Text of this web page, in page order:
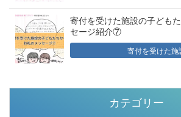
寄付を受けた施設の子ども
セージ紹介⑦
寄付を受けた施
カテゴリー